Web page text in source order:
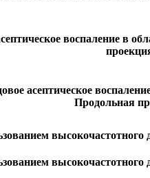
воспаление в
асептическое
Продольная
высокочастотного
высокочастотного